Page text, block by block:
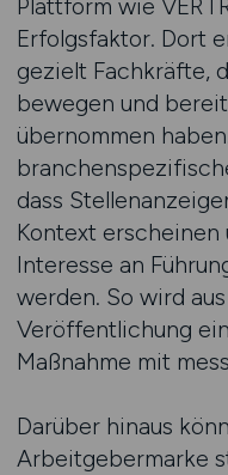
Plattform wie
Erfolgsfaktor. Dort
gezielt Fachkräfte,
bewegen und
übernommen
dass
Kontext
Interesse an
werden. So wird
Veröffentlichung
Maßnahme mit
Darüber hinaus
Arbeitgebermarke